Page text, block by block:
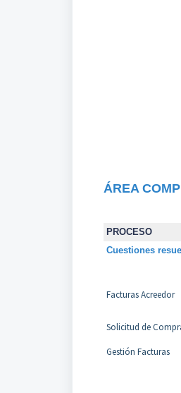
ÁREA
PROCESO
Cuestiones
Facturas Acreedor
Solicitud de
Gestión Facturas